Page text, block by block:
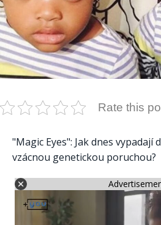
Rate this
"Magic Eyes": Jak dnes vypadají
vzácnou genetickou poruchou?